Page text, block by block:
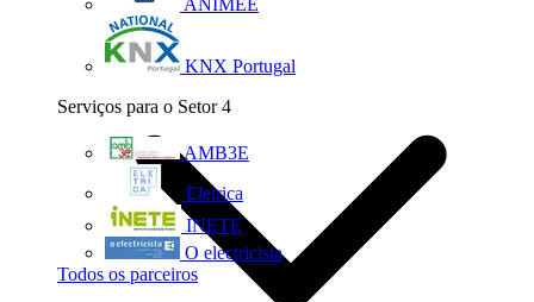
ANIMEE
KNX Portugal
Serviços para o Setor 4
AMB3E
Eletrica
INETE
O electricista
Todos os parceiros